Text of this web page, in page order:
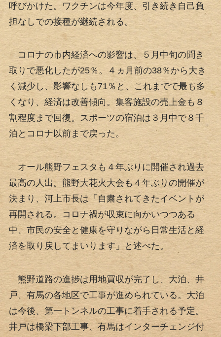
呼びかけた。ワクチンは今年度、引き続き自己負
担なしでの接種が継続される。
コロナの市内経済への影響は、５月中旬の聞き
取りで悪化したが25％。４ヵ月前の38％から大き
く減少し、影響なしも71％と、これまでで最も多
くなり、経済は改善傾向。集客施設の売上金も８
割程度まで回復。スポーツの宿泊は３月中で８千
泊とコロナ以前まで戻った。
オール熊野フェスタも４年ぶりに開催され過去
最高の人出。熊野大花火大会も４年ぶりの開催が
決まり、河上市長は「自粛されてきたイベントが
再開される。コロナ禍が収束に向かいつつある
中、市民の安全と健康を守りながら日常生活と経
済を取り戻してまいります」と述べた。
熊野道路の進捗は用地買収が完了し、大泊、井
戸、有馬の各地区で工事が進められている。大泊
は今後、第一トンネルの工事に着手される予定。
井戸は橋梁下部工事、有馬はインターチェンジ付